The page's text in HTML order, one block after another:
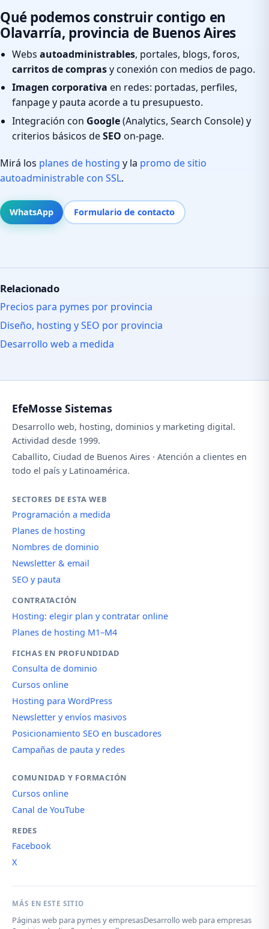
Qué podemos construir contigo en
Olavarría, provincia de Buenos Aires
Webs autoadministrables, portales, blogs, foros,
carritos de comprasy conexión con medios de pago.
Imagen corporativa en redes: portadas, perfiles,
fanpage y pauta acorde a tu presupuesto.
Integración con Google(Analytics, Search Console) y
criterios básicos deSEO on-page.
Mirá los planes de hosting y la promo de sitio
autoadministrable con SSL.
WhatsApp Formulario de contacto
Relacionado
Precios para pymes por provincia
Diseño, hosting y SEO por provincia
Desarrollo web a medida
EfeMosse Sistemas
Desarrollo web, hosting, dominios y marketing digital.
Actividad desde 1999.
Caballito, Ciudad de Buenos Aires · Atención a clientes en
todo el país y Latinoamérica.
SECTORES DE ESTA WEB
Programación a medida
Planes de hosting
Nombres de dominio
Newsletter & email
SEO y pauta
CONTRATACIÓN
Hosting: elegir plan y contratar online
Planes de hosting M1–M4
FICHAS EN PROFUNDIDAD
Consulta de dominio
Cursos online
Hosting para WordPress
Newsletter y envíos masivos
Posicionamiento SEO en buscadores
Campañas de pauta y redes
COMUNIDAD Y FORMACIÓN
Cursos online
Canal de YouTube
REDES
Facebook
X
MÁS EN ESTE SITIO
Páginas web para pymes y empresasDesarrollo web para empresas